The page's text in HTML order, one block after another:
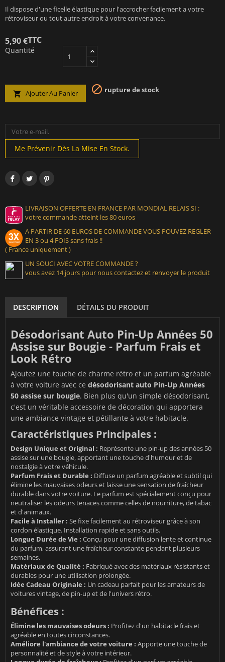
Il dispose d'une ficelle élastique pour l'accrocher facilement a votre
rétroviseur ou tout autre endroit à votre convenance.
5,90 €TTC
Quantité
 Ajouter Au Panier  rupture de stock
Me Prévenir Dès La Mise En Stock.
LIVRAISON OFFERTE EN FRANCE PAR MONDIAL RELAIS SI :
votre commande atteint les 80 euros
A PARTIR DE 60 EUROS DE COMMANDE VOUS POUVEZ REGLER
EN 3 ou 4 FOIS sans frais !!
( France uniquement )
UN SOUCI AVEC VOTRE COMMANDE ?
vous avez 14 jours pour nous contactez et renvoyer le produit
DESCRIPTION DÉTAILS DU PRODUIT
Désodorisant Auto Pin-Up Années 50
Assise sur Bougie - Parfum Frais et
Look Rétro
Ajoutez une touche de charme rétro et un parfum agréable
à votre voiture avec ce désodorisant auto Pin-Up Années
50 assise sur bougie. Bien plus qu'un simple désodorisant,
c'est un véritable accessoire de décoration qui apportera
une ambiance vintage et pétillante à votre habitacle.
Caractéristiques Principales :
Design Unique et Original : Représente une pin-up des années 50
assise sur une bougie, apportant une touche d'humour et de
nostalgie à votre véhicule.
Parfum Frais et Durable : Diffuse un parfum agréable et subtil qui
élimine les mauvaises odeurs et laisse une sensation de fraîcheur
durable dans votre voiture. Le parfum est spécialement conçu pour
neutraliser les odeurs tenaces comme celles de nourriture, de tabac
et d'animaux.
Facile à Installer : Se fixe facilement au rétroviseur grâce à son
cordon élastique. Installation rapide et sans outils.
Longue Durée de Vie : Conçu pour une diffusion lente et continue
du parfum, assurant une fraîcheur constante pendant plusieurs
semaines.
Matériaux de Qualité : Fabriqué avec des matériaux résistants et
durables pour une utilisation prolongée.
Idée Cadeau Originale : Un cadeau parfait pour les amateurs de
voitures vintage, de pin-up et de l'univers rétro.
Bénéfices :
Élimine les mauvaises odeurs : Profitez d'un habitacle frais et
agréable en toutes circonstances.
Améliore l'ambiance de votre voiture : Apporte une touche de
personnalité et de style à votre intérieur.